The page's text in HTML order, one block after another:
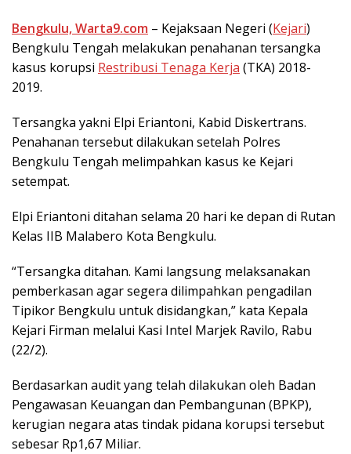
Bengkulu, Warta9.com – Kejaksaan Negeri (Kejari)
Bengkulu Tengah melakukan penahanan tersangka
kasus korupsi Restribusi Tenaga Kerja (TKA) 2018-
2019.
Tersangka yakni Elpi Eriantoni, Kabid Diskertrans.
Penahanan tersebut dilakukan setelah Polres
Bengkulu Tengah melimpahkan kasus ke Kejari
setempat.
Elpi Eriantoni ditahan selama 20 hari ke depan di Rutan
Kelas IIB Malabero Kota Bengkulu.
“Tersangka ditahan. Kami langsung melaksanakan
pemberkasan agar segera dilimpahkan pengadilan
Tipikor Bengkulu untuk disidangkan,” kata Kepala
Kejari Firman melalui Kasi Intel Marjek Ravilo, Rabu
(22/2).
Berdasarkan audit yang telah dilakukan oleh Badan
Pengawasan Keuangan dan Pembangunan (BPKP),
kerugian negara atas tindak pidana korupsi tersebut
sebesar Rp1,67 Miliar.